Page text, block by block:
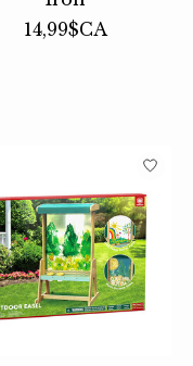
14,99$CA